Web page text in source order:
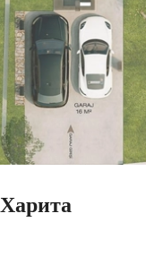
Харита